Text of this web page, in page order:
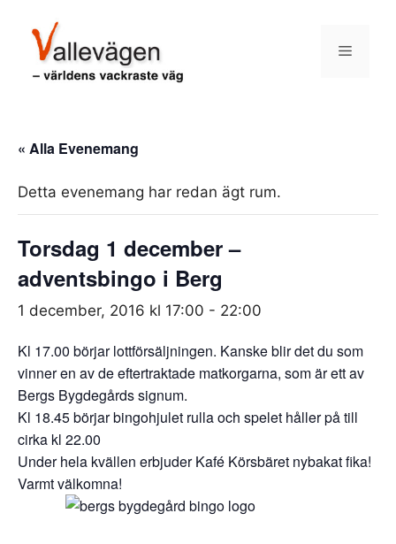
innehåll
Meny
« Alla Evenemang
Detta evenemang har redan ägt rum.
Torsdag 1 december –
adventsbingo i Berg
1 december, 2016 kl 17:00 - 22:00
Kl 17.00 börjar lottförsäljningen. Kanske blir det du som
vinner en av de eftertraktade matkorgarna, som är ett av
Bergs Bygdegårds signum.
Kl 18.45 börjar bingohjulet rulla och spelet håller på till
cirka kl 22.00
Under hela kvällen erbjuder Kafé Körsbäret nybakat fika!
Varmt välkomna!